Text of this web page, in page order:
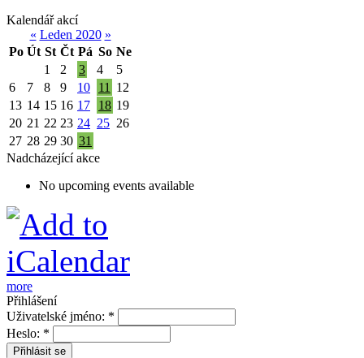
Kalendář akcí
« Leden 2020 »
Po Út St Čt Pá So Ne
1
2 3 4
5
6
7 8 9 10 11
12
13 14 15 16 17 18 19
20 21 22 23 24 25 26
27 28 29 30 31
Nadcházející akce
No upcoming events available
more
Přihlášení
Uživatelské jméno: *
Heslo: *
Přihlásit se